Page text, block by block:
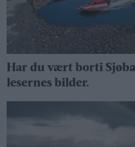
Har du vært borti
lesernes bilder.